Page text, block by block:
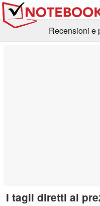
Recensioni e
I tagli diretti al